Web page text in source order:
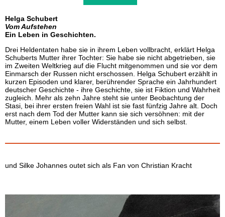
Helga Schubert
Vom Aufstehen
Ein Leben in Geschichten.
Drei Heldentaten habe sie in ihrem Leben vollbracht, erklärt Helga
Schuberts Mutter ihrer Tochter: Sie habe sie nicht abgetrieben, sie
im Zweiten Weltkrieg auf die Flucht mitgenommen und sie vor dem
Einmarsch der Russen nicht erschossen. Helga Schubert erzählt in
kurzen Episoden und klarer, berührender Sprache ein Jahrhundert
deutscher Geschichte - ihre Geschichte, sie ist Fiktion und Wahrheit
zugleich. Mehr als zehn Jahre steht sie unter Beobachtung der
Stasi, bei ihrer ersten freien Wahl ist sie fast fünfzig Jahre alt. Doch
erst nach dem Tod der Mutter kann sie sich versöhnen: mit der
Mutter, einem Leben voller Widerständen und sich selbst.
und Silke Johannes outet sich als Fan von Christian Kracht